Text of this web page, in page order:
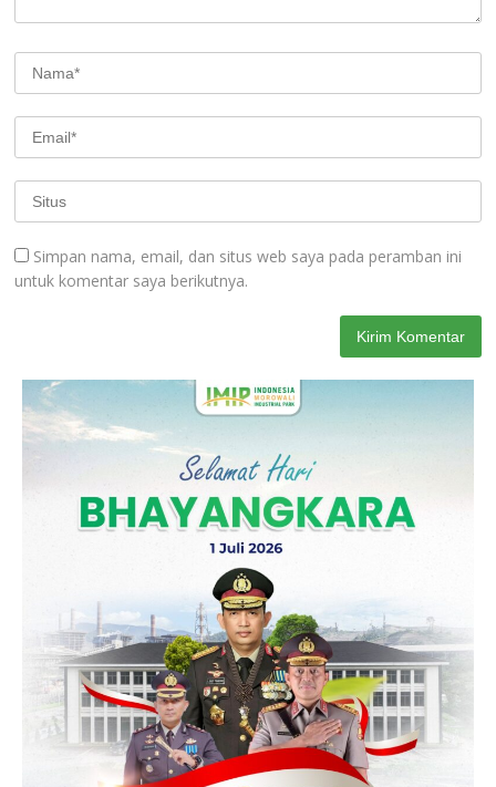
Simpan nama, email, dan situs web saya pada peramban ini
untuk komentar saya berikutnya.